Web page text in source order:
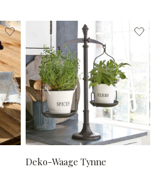
Deko-Waage Tynne